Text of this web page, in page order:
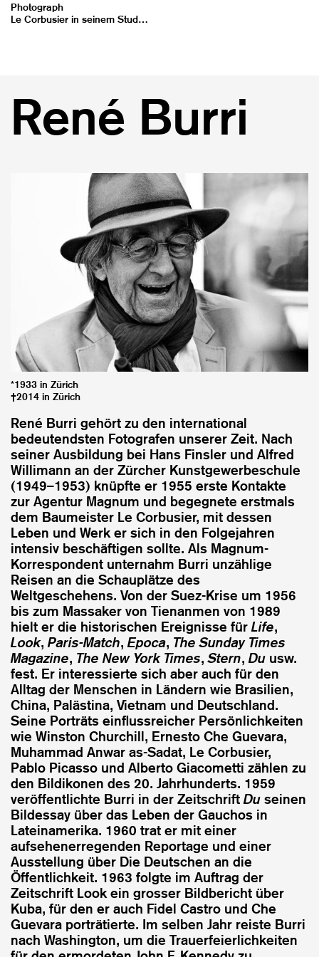
Photograph
Le Corbusier in seinem Studio, 35 rue de Sèvres, Paris
René Burri
*1933 in Zürich
†2014 in Zürich
René Burri gehört zu den international
bedeutendsten Fotografen unserer Zeit. Nach
seiner Ausbildung bei Hans Finsler und Alfred
Willimann an der Zürcher Kunstgewerbeschule
(1949–1953) knüpfte er 1955 erste Kontakte
zur Agentur Magnum und begegnete erstmals
dem Baumeister Le Corbusier, mit dessen
Leben und Werk er sich in den Folgejahren
intensiv beschäftigen sollte. Als Magnum-
Korrespondent unternahm Burri unzählige
Reisen an die Schauplätze des
Weltgeschehens. Von der Suez-Krise um 1956
bis zum Massaker von Tienanmen von 1989
hielt er die historischen Ereignisse für Life,
Look, Paris-Match, Epoca, The Sunday Times
Magazine, The New York Times,Stern, Du usw.
fest. Er interessierte sich aber auch für den
Alltag der Menschen in Ländern wie Brasilien,
China, Palästina, Vietnam und Deutschland.
Seine Porträts einflussreicher Persönlichkeiten
wie Winston Churchill, Ernesto Che Guevara,
Muhammad Anwar as-Sadat, Le Corbusier,
Pablo Picasso und Alberto Giacometti zählen zu
den Bildikonen des 20. Jahrhunderts. 1959
veröffentlichte Burri in der Zeitschrift Du seinen
Bildessay über das Leben der Gauchos in
Lateinamerika. 1960 trat er mit einer
aufsehenerregenden Reportage und einer
Ausstellung über Die Deutschen an die
Öffentlichkeit. 1963 folgte im Auftrag der
Zeitschrift Look ein grosser Bildbericht über
Kuba, für den er auch Fidel Castro und Che
Guevara porträtierte. Im selben Jahr reiste Burri
nach Washington, um die Trauerfeierlichkeiten